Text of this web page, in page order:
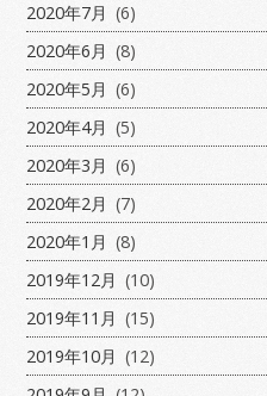
2020年7月 (6)
2020年6月 (8)
2020年5月 (6)
2020年4月 (5)
2020年3月 (6)
2020年2月 (7)
2020年1月 (8)
2019年12月 (10)
2019年11月 (15)
2019年10月 (12)